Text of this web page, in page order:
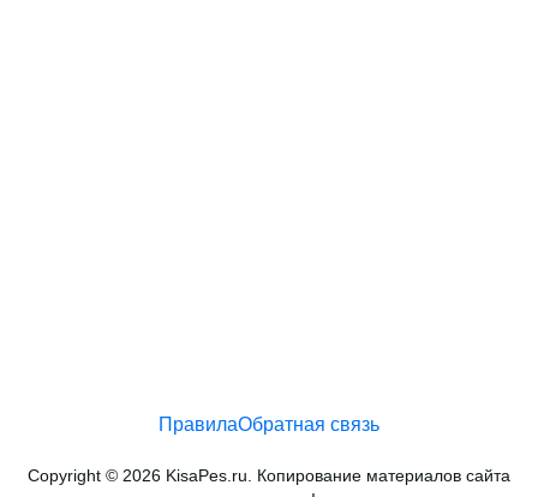
ПравилаОбратная связь
Copyright © 2026 KisaPes.ru. Копирование материалов сайта